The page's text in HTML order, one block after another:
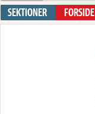
FORSIDE